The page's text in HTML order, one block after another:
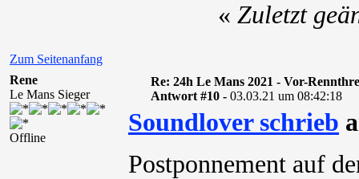
Zum Seitenanfang
« Zuletzt
Rene
Le Mans Sieger
Offline
Re: 24h Le Mans 2021 - Vor-
Antwort #10 - 03.03.21 um 08:42:18
Soundlover schrieb
Postponnement auf